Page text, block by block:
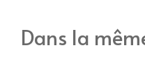
Dans la